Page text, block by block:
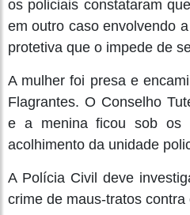
os policiais constataram
em outro caso envolvendo
protetiva que o impede de
A mulher foi presa e
Flagrantes. O Conselho
e a menina ficou sob os
acolhimento da unidade
A Polícia Civil deve
crime de maus-tratos contra